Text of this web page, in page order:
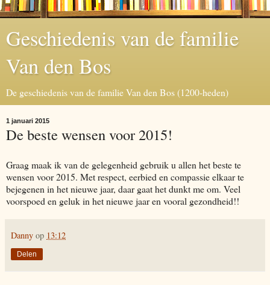
Geschiedenis van de familie
Van den Bos
De geschiedenis van de familie Van den Bos (1200-heden)
1 januari 2015
De beste wensen voor 2015!
Graag maak ik van de gelegenheid gebruik u allen het beste te
wensen voor 2015. Met respect, eerbied en compassie elkaar te
bejegenen in het nieuwe jaar, daar gaat het dunkt me om. Veel
voorspoed en geluk in het nieuwe jaar en vooral gezondheid!!
Danny op 13:12
Delen